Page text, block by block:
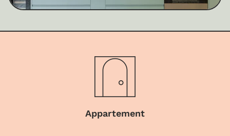
Appartement